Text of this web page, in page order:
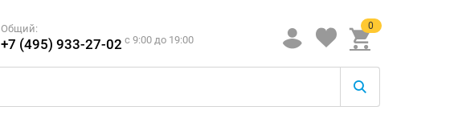
Общий:
+7 (495) 933-27-02 c 9:00 до 19:00
0